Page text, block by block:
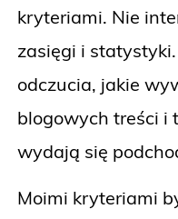
kryteriami. Nie
zasięgi i
odczucia, jakie
blogowych treści i
wydają się
Moimi kryteriami